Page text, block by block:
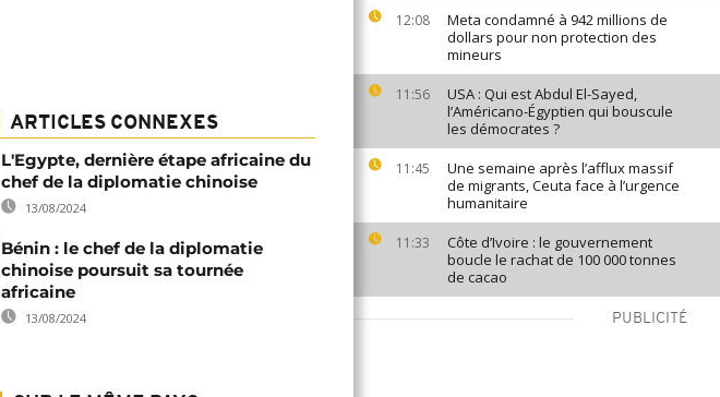
12:08
Meta condamné à 942 millions de
dollars pour non protection des
mineurs
11:56
USA : Qui est Abdul El-Sayed,
l’Américano-Égyptien qui bouscule
les démocrates ?
11:45
Une semaine après l’afflux massif
de migrants, Ceuta face à l’urgence
humanitaire
11:33
Côte d’Ivoire : le gouvernement
boucle le rachat de 100 000 tonnes
de cacao
PUBLICITÉ
ARTICLES CONNEXES
L'Egypte, dernière étape africaine du
chef de la diplomatie chinoise
13/08/2024
Bénin : le chef de la diplomatie
chinoise poursuit sa tournée
africaine
13/08/2024